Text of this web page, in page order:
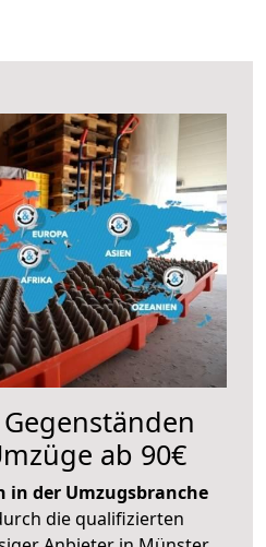
ab 90€
in der Umzugsbranche
die qualifizierten